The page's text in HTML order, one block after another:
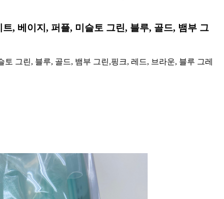
, 베이지, 퍼플, 미슬토 그린, 블루, 골드, 뱀부 그
그린, 블루, 골드, 뱀부 그린,핑크, 레드, 브라운, 블루 그레